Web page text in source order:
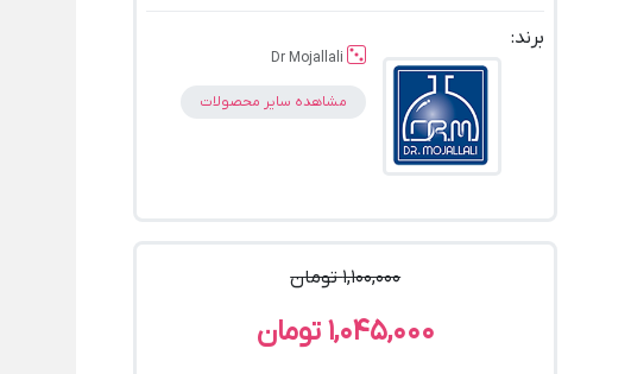
برند:
Dr Mojallali
مشاهده سایر محصولات
1,100,000 تومان
1,045,000 تومان